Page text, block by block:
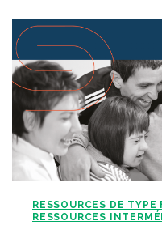
RESSOURCES DE
RESSOURCES